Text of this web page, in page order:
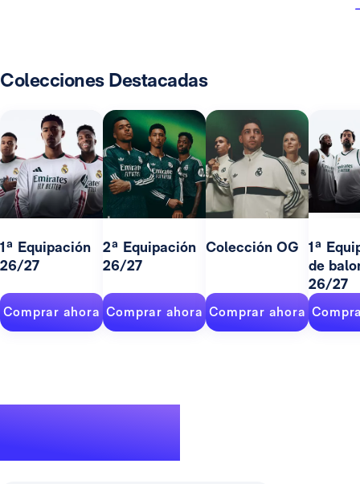
Colecciones Destacadas
1ª Equipación
26/27
Comprar ahora
2ª Equipación
26/27
Comprar ahora
Colección OG
Comprar ahora
1ª
de
26/27